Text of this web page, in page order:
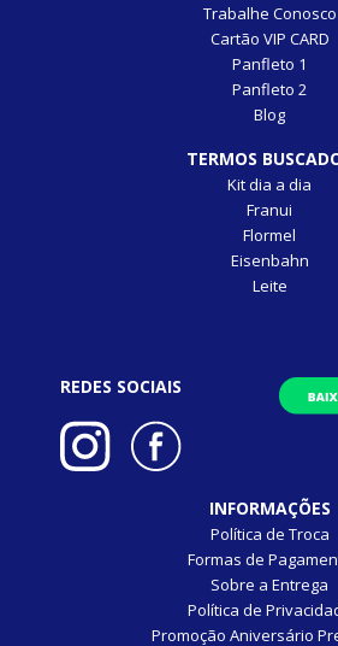
Trabalhe Conosco
Cartão VIP CARD
Panfleto 1
Panfleto 2
Blog
TERMOS
Kit dia a dia
Franui
Flormel
Eisenbahn
Leite
REDES SOCIAIS
INFORMAÇÕES
Política de Troca
Formas de
Sobre a Entrega
Política de
Promoção Aniversário